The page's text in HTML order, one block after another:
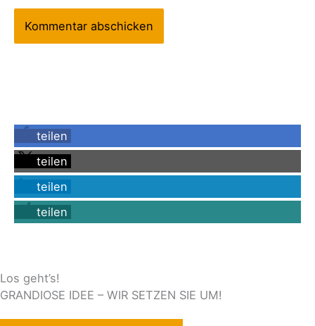
teilen
teilen
teilen
teilen
Los geht’s!
GRANDIOSE IDEE – WIR SETZEN SIE UM!